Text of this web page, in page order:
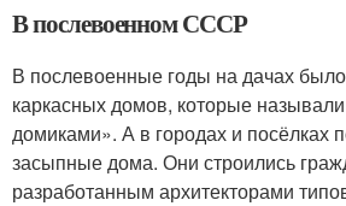
В послевоенном СССР
В послевоенные годы на дачах
каркасных домов, которые
домиками». А в городах и посёлках
засыпные дома. Они строились
разработанным архитекторами